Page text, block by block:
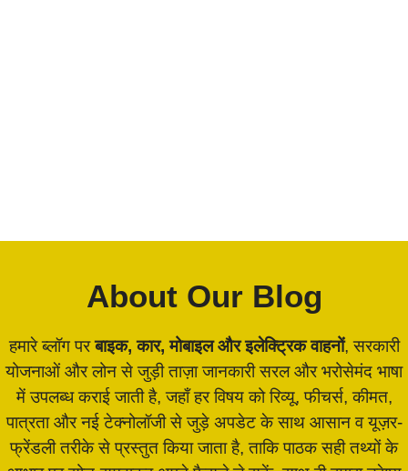
About Our Blog
हमारे ब्लॉग परबाइक, कार, मोबाइल और इलेक्ट्रिक वाहनों, सरकारी
योजनाओं और लोन से जुड़ी ताज़ा जानकारी सरल और भरोसेमंद भाषा
में उपलब्ध कराई जाती है, जहाँ हर विषय को रिव्यू, फीचर्स, कीमत,
पात्रता और नई टेक्नोलॉजी से जुड़े अपडेट के साथ आसान व यूज़र-
फ्रेंडली तरीके से प्रस्तुत किया जाता है, ताकि पाठक सही तथ्यों के